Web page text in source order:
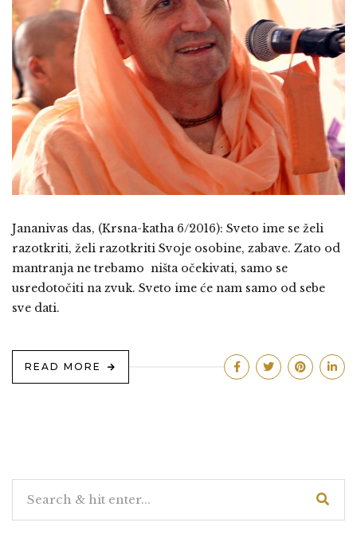
Jananivas das, (Krsna-katha 6/2016): Sveto ime se želi
razotkriti, želi razotkriti Svoje osobine, zabave. Zato od
mantranja ne trebamo ništa očekivati, samo se
usredotočiti na zvuk. Sveto ime će nam samo od sebe
sve dati.
READ MORE